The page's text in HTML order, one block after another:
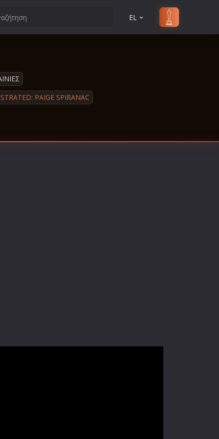
EL
PAIGE SPIRANAC